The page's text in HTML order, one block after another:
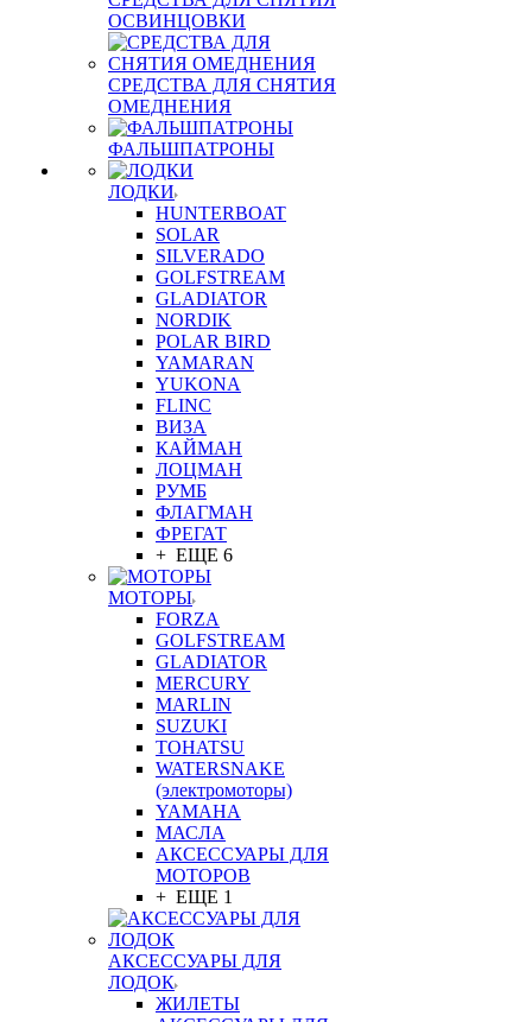
ОСВИНЦОВКИ
СРЕДСТВА ДЛЯ СНЯТИЯ
ОМЕДНЕНИЯ
ФАЛЬШПАТРОНЫ
ЛОДКИ
HUNTERBOAT
SOLAR
SILVERADO
GOLFSTREAM
GLADIATOR
NORDIK
POLAR BIRD
YAMARAN
YUKONA
FLINC
ВИЗА
КАЙМАН
ЛОЦМАН
РУМБ
ФЛАГМАН
ФРЕГАТ
+ ЕЩЕ 6
МОТОРЫ
FORZA
GOLFSTREAM
GLADIATOR
MERCURY
MARLIN
SUZUKI
TOHATSU
WATERSNAKE
(электромоторы)
YAMAHA
МАСЛА
АКСЕССУАРЫ ДЛЯ
МОТОРОВ
+ ЕЩЕ 1
АКСЕССУАРЫ ДЛЯ
ЛОДОК
ЖИЛЕТЫ